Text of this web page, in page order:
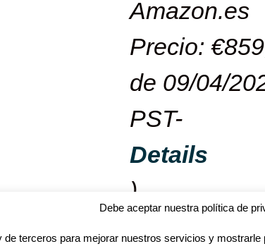
Amazon.es
Precio:€
de 09/04/
PST-
Details
)
Debe aceptar nuestra política de
terceros para mejorar nuestros servicios y